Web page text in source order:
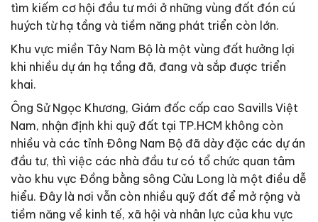
tìm kiếm cơ hội đầu tư mới ở những vùng đất đón cú
huých từ hạ tầng và tiềm năng phát triển còn lớn.
Khu vực miền Tây Nam Bộ là một vùng đất hưởng lợi
khi nhiều dự án hạ tầng đã, đang và sắp được triển
khai.
Ông Sử Ngọc Khương, Giám đốc cấp cao Savills Việt
Nam, nhận định khi quỹ đất tại TP.HCM không còn
nhiều và các tỉnh Đông Nam Bộ đã dày đặc các dự án
đầu tư, thì việc các nhà đầu tư có tổ chức quan tâm
vào khu vực Đồng bằng sông Cửu Long là một điều dễ
hiểu. Đây là nơi vẫn còn nhiều quỹ đất để mở rộng và
tiềm năng về kinh tế, xã hội và nhân lực của khu vực